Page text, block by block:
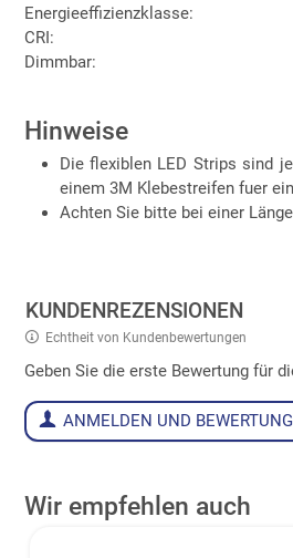
Energieeffizienzklasse:
CRI:
Dimmbar:
Hinweise
Die flexiblen LED Strips sind
einem 3M Klebestreifen fuer
Achten Sie bitte bei einer
KUNDENREZENSIONEN
Echtheit von Kundenbewertungen
Geben Sie die erste Bewertung für
ANMELDEN UND
Wir empfehlen auch